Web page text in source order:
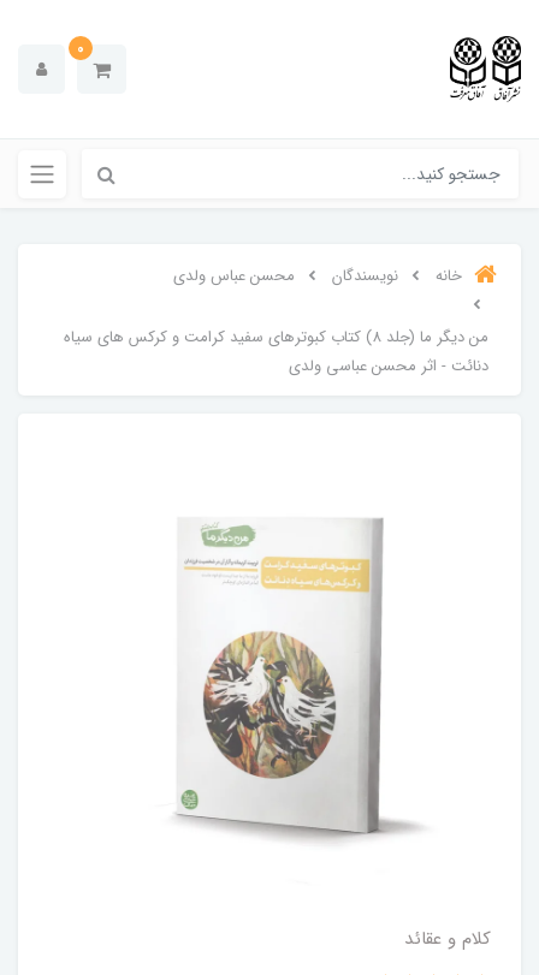
0
خانه نویسندگان محسن عباس ولدی
من دیگر ما (جلد 8) کتاب کبوترهای سفید کرامت و کرکس های سیاه
دنائت - اثر محسن عباسی ولدی
کلام و عقائد